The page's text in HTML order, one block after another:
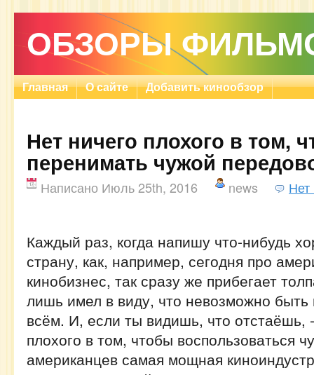
ОБЗОРЫ
Главная О сайте Добавить кинообзор
Нет ничего плохого в том,
перенимать чужой
Написано Июль 25th, 2016 news Нет
Каждый раз, когда напишу что-нибудь
страну, как, например, сегодня про
кинобизнес, так сразу же прибегает
лишь имел в виду, что невозможно быть
всём. И, если ты видишь, что отстаёшь,
плохого в том, чтобы воспользоваться
американцев самая мощная